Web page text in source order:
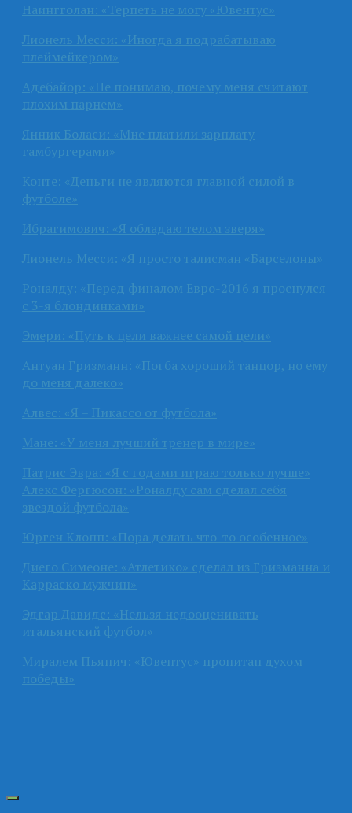
Наингголан: «Терпеть не могу «Ювентус»
Лионель Месси: «Иногда я подрабатываю
плеймейкером»
Адебайор: «Не понимаю, почему меня считают
плохим парнем»
Янник Боласи: «Мне платили зарплату
гамбургерами»
Конте: «Деньги не являются главной силой в
футболе»
Ибрагимович: «Я обладаю телом зверя»
Лионель Месси: «Я просто талисман «Барселоны»
Роналду: «Перед финалом Евро-2016 я проснулся
с 3-я блондинками»
Эмери: «Путь к цели важнее самой цели»
Антуан Гризманн: «Погба хороший танцор, но ему
до меня далеко»
Алвес: «Я – Пикассо от футбола»
Мане: «У меня лучший тренер в мире»
Патрис Эвра: «Я с годами играю только лучше»
Алекс Фергюсон: «Роналду сам сделал себя
звездой футбола»
Юрген Клопп: «Пора делать что-то особенное»
Диего Симеоне: «Атлетико» сделал из Гризманна и
Карраско мужчин»
Эдгар Давидс: «Нельзя недооценивать
итальянский футбол»
Миралем Пьянич: «Ювентус» пропитан духом
победы»